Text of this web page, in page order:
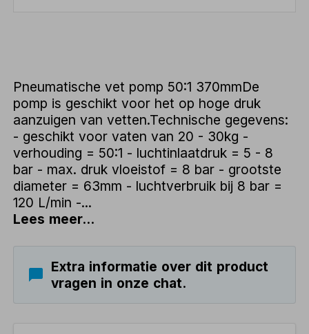
Pneumatische vet pomp 50:1 370mmDe
pomp is geschikt voor het op hoge druk
aanzuigen van vetten.Technische gegevens:
- geschikt voor vaten van 20 - 30kg -
verhouding = 50:1 - luchtinlaatdruk = 5 - 8
bar - max. druk vloeistof = 8 bar - grootste
diameter = 63mm - luchtverbruik bij 8 bar =
120 L/min -...
Lees meer...
Extra informatie over dit product
vragen in onze chat.